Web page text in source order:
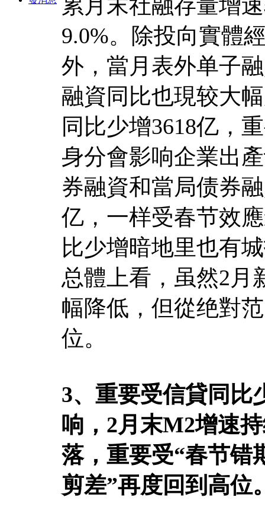
累月末社融存量增
9.0%。除投向實體
外，當月表外单子
融資同比也現较大
同比少增3618亿，
身分會影响企業出
券融資和當局债券
亿，一样受春节效
比少增暗地里也有
总體上看，虽然2月
幅降低，但從绝對
位。
3、重要受信貸同比
响，2月末M2增速
落，重要受“春节错
剪差”再度回到高位